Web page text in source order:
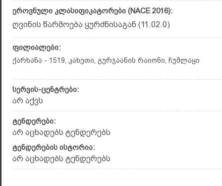
ეროვნული კლასიფიკატორები (NACE 2016):
ღვინის წარმოება ყურძნისაგან (11.02.0)
ფილიალები:
ქარხანა - 1519, კახეთი, გურჯაანის რაიონი, ჩუმლაყი
სერვის-ცენტრები:
არ აქვს
ტენდერები:
არ აცხადებს ტენდერებს
ტენდერების ისტორია:
არ აცხადებს ტენდერებს